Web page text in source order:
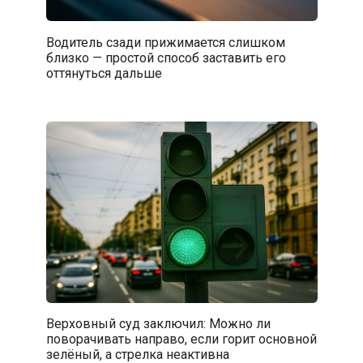
Водитель сзади прижимается слишком
близко — простой способ заставить его
оттянуться дальше
Верховный суд заключил: Можно ли
поворачивать направо, если горит основной
зелёный, а стрелка неактивна